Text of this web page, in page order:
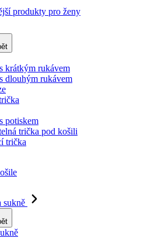
produkty pro ženy
krátkým rukávem
dlouhým rukávem
potiskem
trička pod košili
trička
sukně